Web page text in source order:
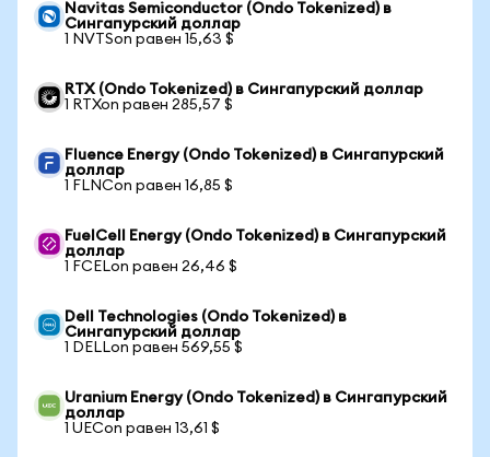
Navitas Semiconductor (Ondo Tokenized) в
Сингапурский доллар
1 NVTSon равен 15,63 $
RTX (Ondo Tokenized) в Сингапурский доллар
1 RTXon равен 285,57 $
Fluence Energy (Ondo Tokenized) в Сингапурский
доллар
1 FLNCon равен 16,85 $
FuelCell Energy (Ondo Tokenized) в Сингапурский
доллар
1 FCELon равен 26,46 $
Dell Technologies (Ondo Tokenized) в
Сингапурский доллар
1 DELLon равен 569,55 $
Uranium Energy (Ondo Tokenized) в Сингапурский
доллар
1 UECon равен 13,61 $